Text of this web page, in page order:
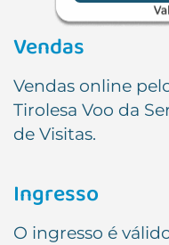
Vendas
Vendas online
Tirolesa Voo da
de Visitas.
Ingresso
O ingresso é